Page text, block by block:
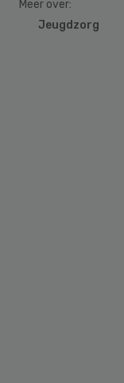
Meer over:
Jeugdzorg